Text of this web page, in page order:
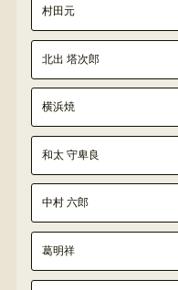
村田元
北出 塔次郎
横浜焼
和太 守卑良
中村 六郎
葛明祥